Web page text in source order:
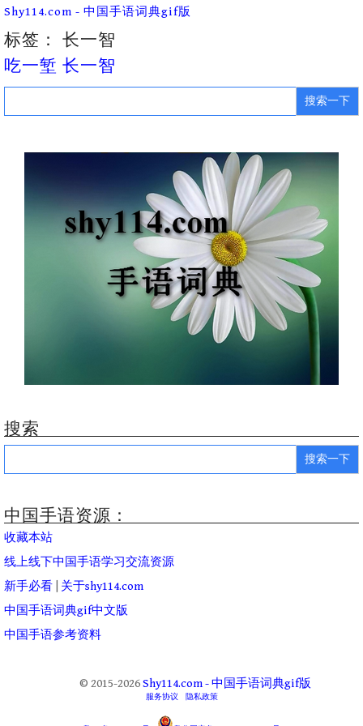
Skip
content
Shy114.com - 中国手语词典gif版
标签： 长一智
吃一堑 长一智
Search
搜索
Search
中国手语资源：
收藏本站
线上线下中国手语学习交流资源
新手必看
关于shy114.com
中国手语词典gif中文版
中国手语参考资料
© 2015-2026Shy114.com - 中国手语词典gif版
服务协议 隐私政策